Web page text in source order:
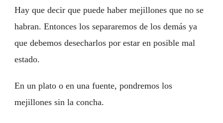
Hay que decir que puede haber mejillones que no se
habran. Entonces los separaremos de los demás ya
que debemos desecharlos por estar en posible mal
estado.
En un plato o en una fuente, pondremos los
mejillones sin la concha.